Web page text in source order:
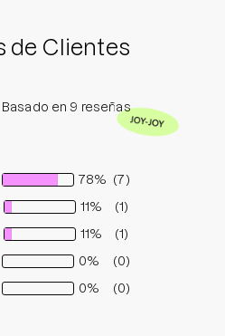
de Clientes
Basado en 9 reseñas
78% (7)
11%
(1)
11%
(1)
0%
(0)
0%
(0)